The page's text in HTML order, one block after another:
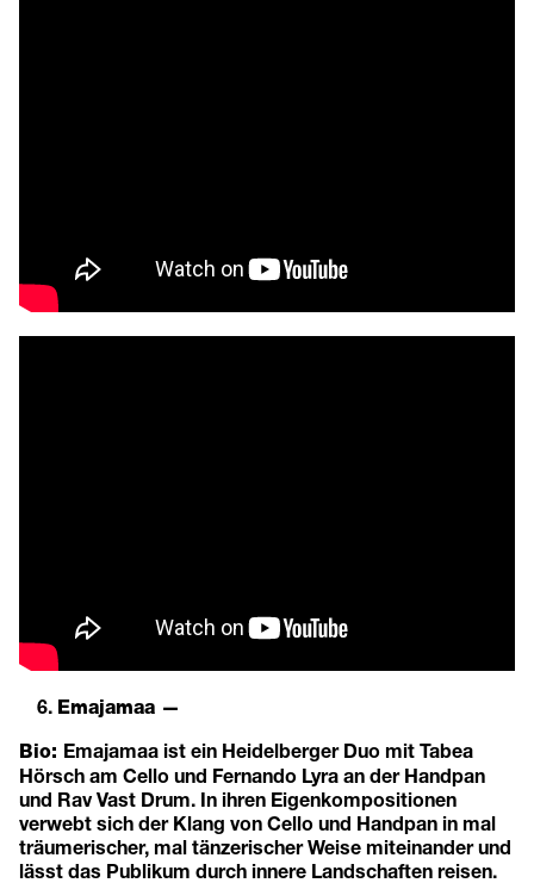
Emajamaa —
Bio: Emajamaa ist ein Heidelberger Duo mit Tabea
Hörsch am Cello und Fernando Lyra an der Handpan
und Rav Vast Drum. In ihren Eigenkompositionen
verwebt sich der Klang von Cello und Handpan in mal
träumerischer, mal tänzerischer Weise miteinander und
lässt das Publikum durch innere Landschaften reisen.